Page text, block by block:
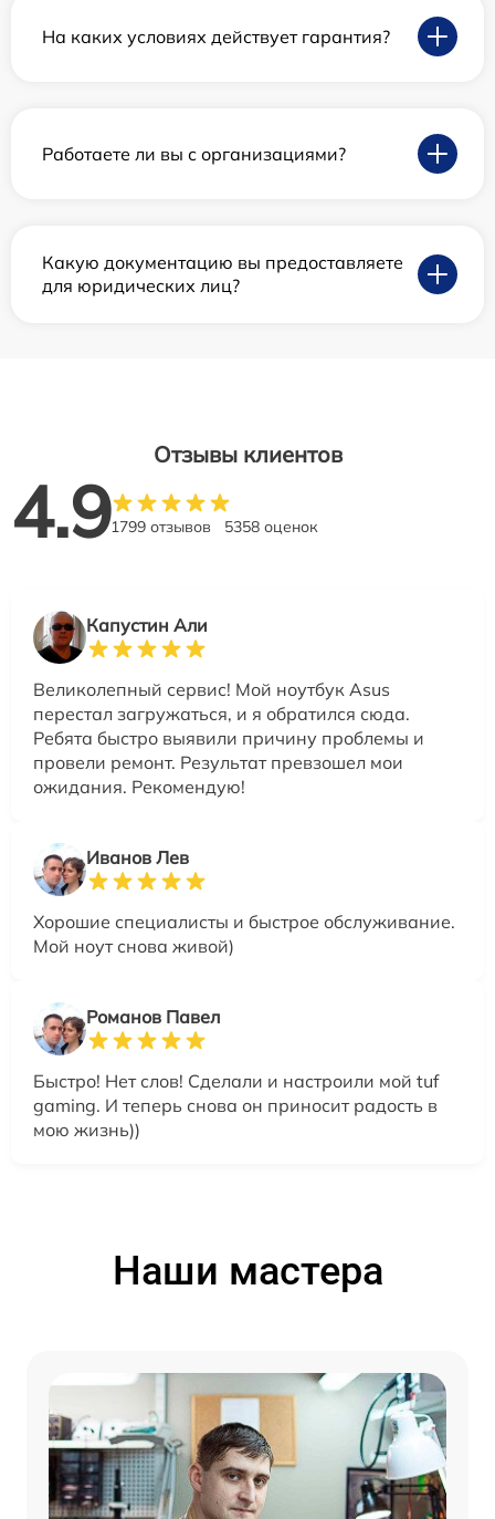
На каких условиях действует гарантия?
Работаете ли вы с организациями?
Какую документацию вы предоставляете
для юридических лиц?
Отзывы клиентов
4.91799 отзывов 5358 оценок
Капустин Али
Великолепный сервис! Мой ноутбук Asus
перестал загружаться, и я обратился сюда.
Ребята быстро выявили причину проблемы и
провели ремонт. Результат превзошел мои
ожидания. Рекомендую!
Иванов Лев
Хорошие специалисты и быстрое обслуживание.
Мой ноут снова живой)
Романов Павел
Быстро! Нет слов! Сделали и настроили мой tuf
gaming. И теперь снова он приносит радость в
мою жизнь))
Наши мастера